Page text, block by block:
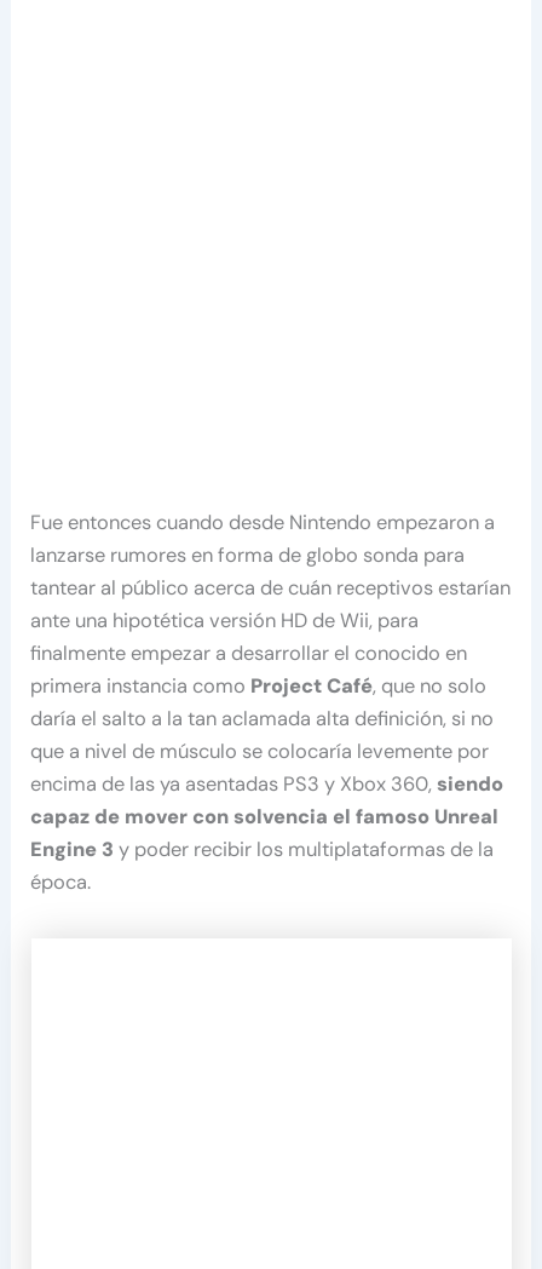
Fue entonces cuando desde Nintendo empezaron a
lanzarse rumores en forma de globo sonda para
tantear al público acerca de cuán receptivos estarían
ante una hipotética versión HD de Wii, para
finalmente empezar a desarrollar el conocido en
primera instancia como Project Café, que no solo
daría el salto a la tan aclamada alta definición, si no
que a nivel de músculo se colocaría levemente por
encima de las ya asentadas PS3 y Xbox 360,siendo
capaz de mover con solvencia el famoso Unreal
Engine 3 y poder recibir los multiplataformas de la
época.